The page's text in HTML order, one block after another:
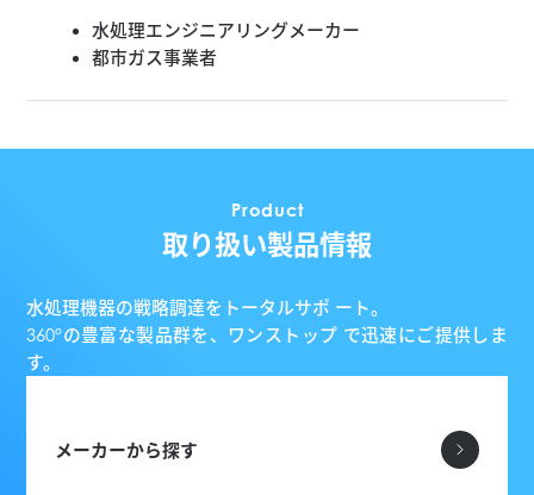
水処理エンジニアリングメーカー
都市ガス事業者
Product
取り扱い製品情報
水処理機器の戦略調達をトータルサポ ート。
360°の豊富な製品群を、ワンストップ で迅速にご提供しま
す。
メーカーから探す